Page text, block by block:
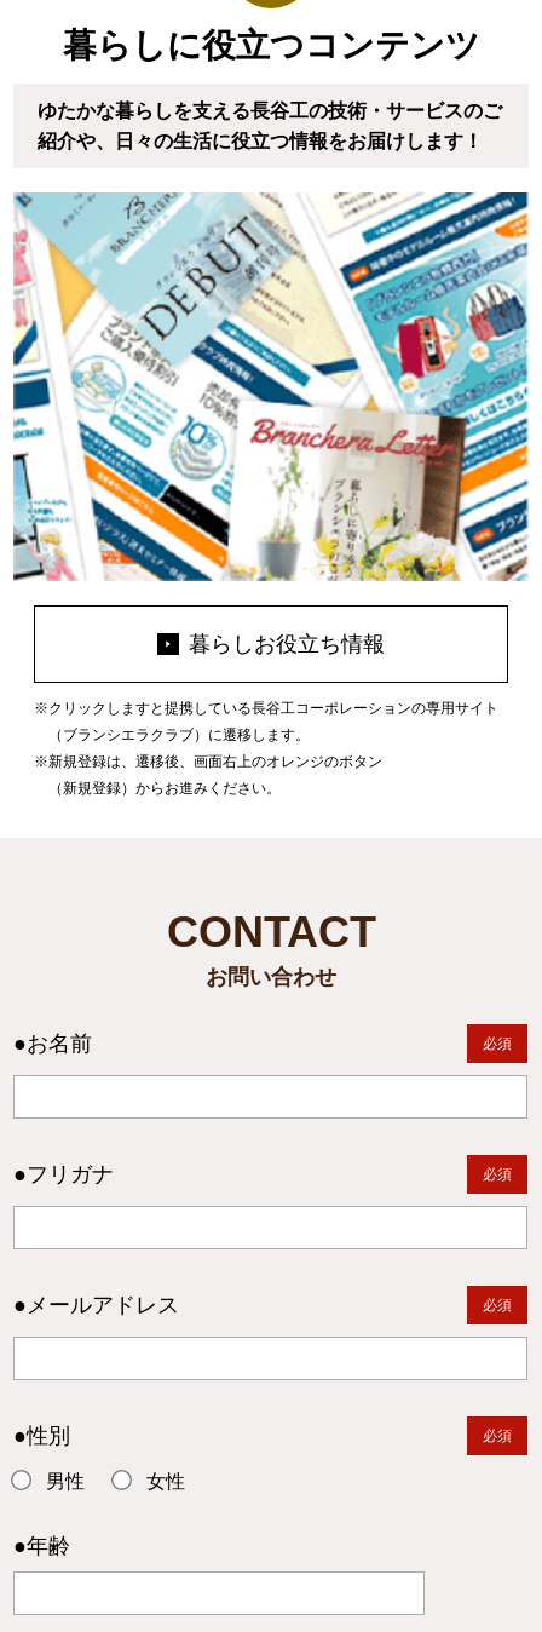
暮らしに役立つコンテンツ
ゆたかな暮らしを支える長谷工の技術・サービスのご
紹介や、
日々の生活に役立つ情報をお届けします！
暮らしお役立ち情報
クリックしますと提携している長谷工コーポレーションの専用サイト
（ブランシエラクラブ）に遷移します。
新規登録は、遷移後、画面右上のオレンジのボタン
（新規登録）からお進みください。
CONTACT
お問い合わせ
●お名前 必須
●フリガナ 必須
●メールアドレス 必須
●性別 必須
男性 女性
●年齢